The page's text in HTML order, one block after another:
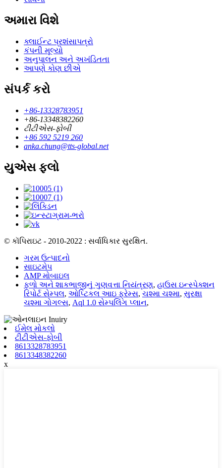
અમારા વિશે
ક્લાઈન્ટ પ્રશંસાપત્રો
કંપની મૂલ્યો
અનુપાલન અને અખંડિતતા
આપણે કોણ છીએ
સંપર્ક કરો
+86-13328783951
+86-13348382260
ટીટીએસ-ફોબી
+86 592 5219 260
anka.chung@tts-global.net
યુએસ ફ્લો
© કૉપિરાઇટ - 2010-2022 : સર્વાધિકાર સુરક્ષિત.
ગરમ ઉત્પાદનો
સાઇટમેપ
AMP મોબાઇલ
ફળો અને શાકભાજીનું ગુણવત્તા નિયંત્રણ, હાઉસ ઇન્સ્પેક્શન
રિપોર્ટ સેમ્પલ, ઓપ્ટિકલ આઇ ફ્રેમ્સ, ચશ્મા ચશ્મા, સુરક્ષા
ચશ્મા ગોગલ્સ, Aql 1.0 સેમ્પલિંગ પ્લાન,
ઈમેલ મોકલો
ટીટીએસ-ફોબી
8613328783951
8613348382260
x